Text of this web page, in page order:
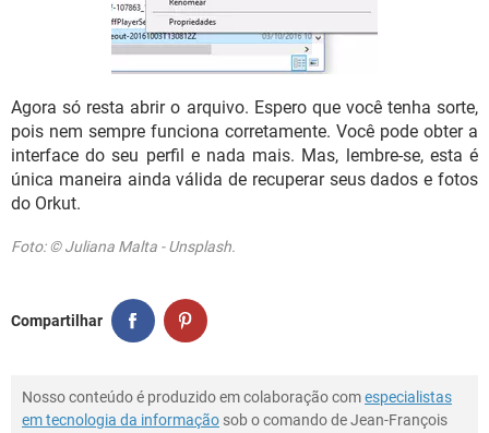
Agora só resta abrir o arquivo. Espero que você tenha sorte,
pois nem sempre funciona corretamente. Você pode obter a
interface do seu perfil e nada mais. Mas, lembre-se, esta é
única maneira ainda válida de recuperar seus dados e fotos
do Orkut.
Foto: © Juliana Malta - Unsplash.
Compartilhar
Nosso conteúdo é produzido em colaboração comespecialistas
em tecnologia da informação sob o comando de Jean-François